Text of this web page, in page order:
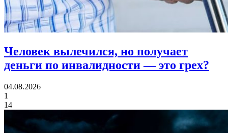
Человек вылечился, но получает
деньги по инвалидности— это грех?
04.08.2026
1
14